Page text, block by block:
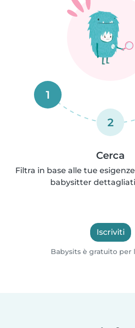
1
2
Cerca
Filtra in base alle tue
babysitter dettagliati
Iscriviti
Babysits è gratuito per